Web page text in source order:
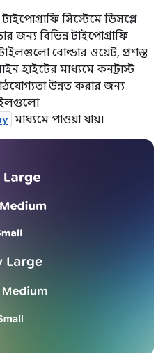
সিস্টেমে ডিসপ্লে
জন্য বিভিন্ন টাইপোগ্রাফি
বোল্ডার ওয়েট, প্রশস্ত
হাইটের মাধ্যমে কনট্রাস্ট
উন্নত করার জন্য
মাধ্যমে পাওয়া যায়।